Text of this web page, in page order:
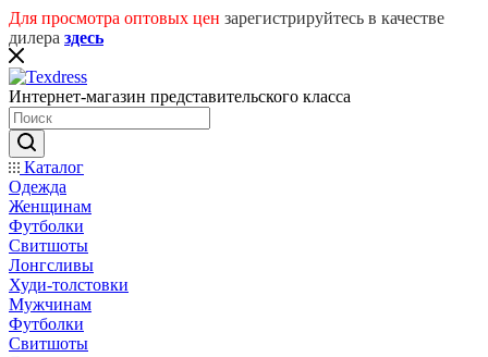
Для просмотра оптовых цен зарегистрируйтесь в качестве
дилера здесь
Интернет-магазин представительского класса
Каталог
Одежда
Женщинам
Футболки
Свитшоты
Лонгсливы
Худи-толстовки
Мужчинам
Футболки
Свитшоты